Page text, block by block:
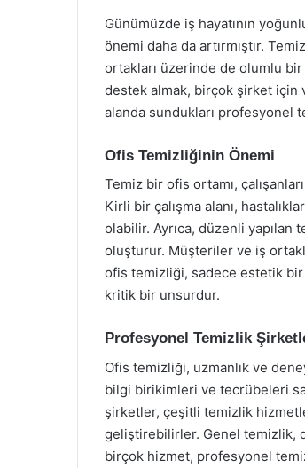
Günümüzde iş hayatının
önemi daha da artırmıştır.
ortakları üzerinde de olumlu
destek almak, birçok şirket
alanda sundukları profesyonel
Ofis Temizliğinin Önemi
Temiz bir ofis ortamı,
Kirli bir çalışma alanı,
olabilir. Ayrıca, düzenli
oluşturur. Müşteriler ve iş
ofis temizliği, sadece estetik bir
kritik bir unsurdur.
Profesyonel Temizlik
Ofis temizliği, uzmanlık ve
bilgi birikimleri ve tecrübeleri
şirketler, çeşitli temizlik
geliştirebilirler. Genel temizlik,
birçok hizmet, profesyonel